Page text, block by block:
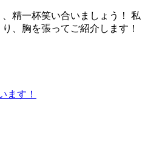
精一杯笑い合いましょう！ 私
、胸を張ってご紹介します！
ます！